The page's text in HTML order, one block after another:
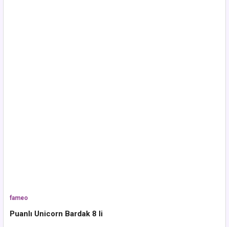
fameo
Puanlı Unicorn Bardak 8 li